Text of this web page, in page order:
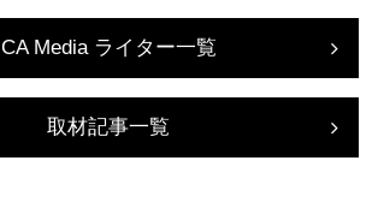
CA Media ライター一覧
取材記事一覧